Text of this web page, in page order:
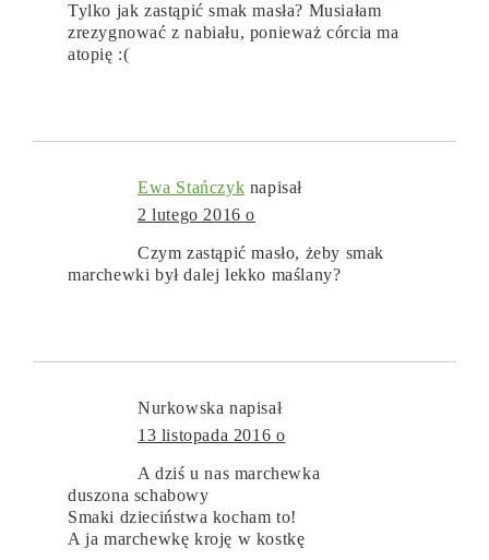
Tylko jak zastąpić smak masła? Musiałam
zrezygnować z nabiału, ponieważ córcia ma
atopię :(
Ewa Stańczyk napisał
2 lutego 2016 o
Czym zastąpić masło, żeby smak
marchewki był dalej lekko maślany?
Nurkowska napisał
13 listopada 2016 o
A dziś u nas marchewka
duszona schabowy
Smaki dzieciństwa kocham to!
A ja marchewkę kroję w kostkę